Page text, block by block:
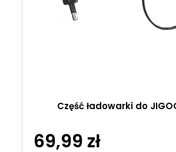
Część ładowarki do
69,99 zł